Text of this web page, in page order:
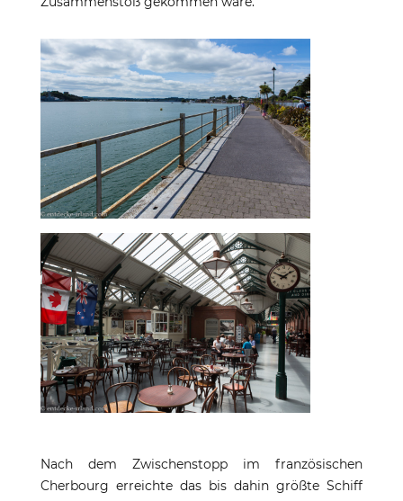
Nach dem Zwischenstopp im französischen
Cherbourg erreichte das bis dahin größte Schiff